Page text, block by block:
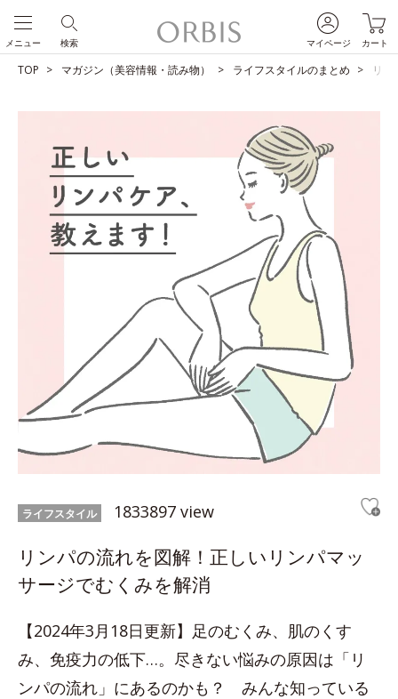
マイページ カート
検索
メニュー
TOP マガジン（美容情報・読み物） ライフスタイルのまとめ リ
ライフスタイル 1833897 view
リンパの流れを図解！正しいリンパマッ
サージでむくみを解消
【2024年3月18日更新】足のむくみ、肌のくす
み、免疫力の低下…。尽きない悩みの原因は「リ
ンパの流れ」にあるのかも？ みんな知っている